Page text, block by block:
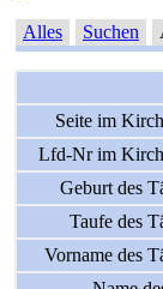
Alles Suchen
Seite im
Lfd-Nr im
Geburt des
Taufe des
Vorname des